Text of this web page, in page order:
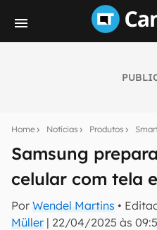
Home Notícias Produtos
Samsung
celular com tela
Por Wendel Martins •
Müller | 22/04/2025 às
notícias e reviews sobre
E-mail